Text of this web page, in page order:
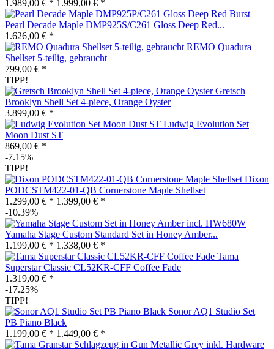
1.989,00 € * 1.999,00 € *
Pearl Decade Maple DMP925S/C261 Gloss Deep Red...
1.626,00 € *
REMO Quadura
Shellset 5-teilig, gebraucht
799,00 € *
TIPP!
Gretsch
Brooklyn Shell Set 4-piece, Orange Oyster
3.899,00 € *
Ludwig Evolution Set
Moon Dust ST
869,00 € *
-7.15%
TIPP!
Dixon
PODCSTM422-01-QB Cornerstone Maple Shellset
1.299,00 € * 1.399,00 € *
-10.39%
Yamaha Stage Custom Standard Set in Honey Amber...
1.199,00 € * 1.338,00 € *
Tama
Superstar Classic CL52KR-CFF Coffee Fade
1.319,00 € *
-17.25%
TIPP!
Sonor AQ1 Studio Set
PB Piano Black
1.199,00 € * 1.449,00 € *